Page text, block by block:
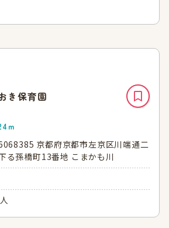
き保育園
ｍ
京都府京都市左京区川端通二
る孫橋町13番地 こまかも川